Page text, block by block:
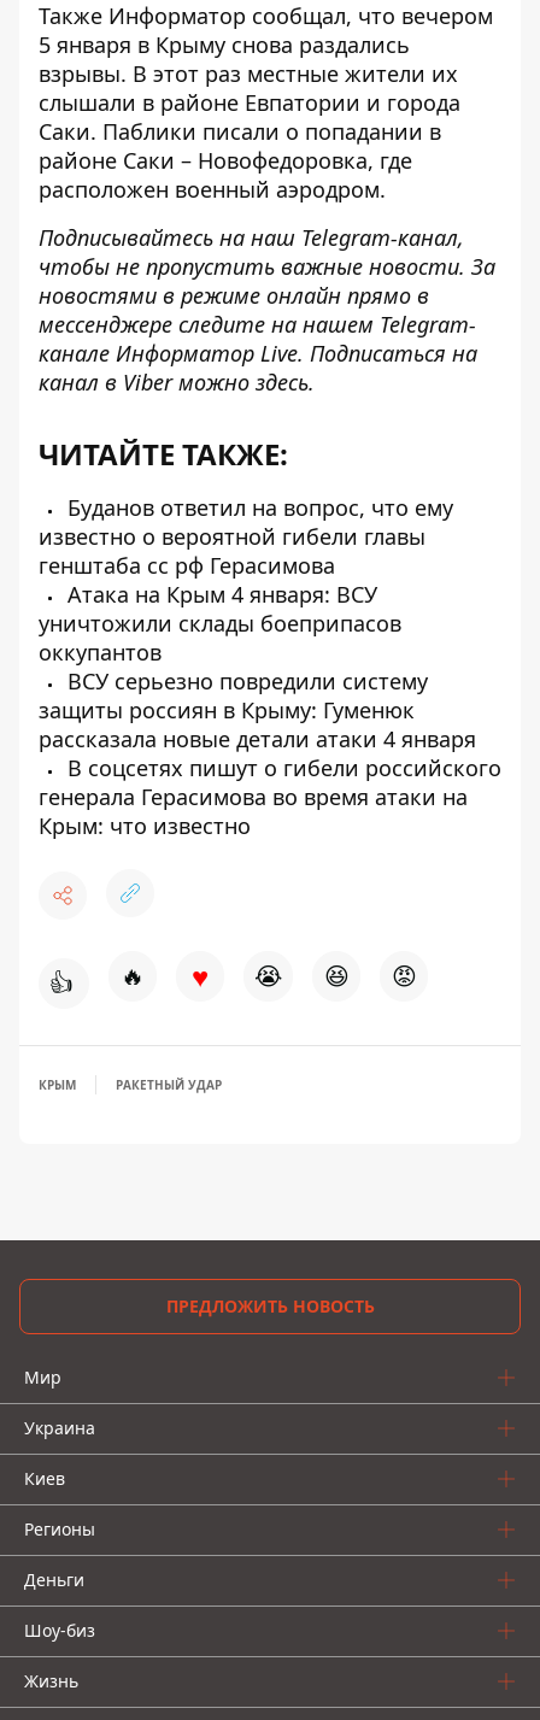
Также Информатор сообщал, что вечером
5 января в Крыму снова раздались
взрывы. В этот раз местные жители их
слышали в районе Евпатории и города
Саки. Паблики писали о попадании в
районе Саки – Новофедоровка, где
расположен военный аэродром.
Подписывайтесь на наш Telegram-канал,
чтобы не пропустить важные новости. За
новостями в режиме онлайн прямо в
мессенджере следите на нашем Telegram-
канале Информатор Live. Подписаться на
канал в Viber можно здесь.
ЧИТАЙТЕ ТАКЖЕ:
Буданов ответил на вопрос, что ему
известно о вероятной гибели главы
генштаба сс рф Герасимова
Атака на Крым 4 января: ВСУ
уничтожили склады боеприпасов
оккупантов
ВСУ серьезно повредили систему
защиты россиян в Крыму: Гуменюк
рассказала новые детали атаки 4 января
В соцсетях пишут о гибели российского
генерала Герасимова во время атаки на
Крым: что известно
👍 🔥 ♥ 😭 😆 😡
КРЫМ РАКЕТНЫЙ УДАР
ПРЕДЛОЖИТЬ НОВОСТЬ
Мир
Украина
Киев
Регионы
Деньги
Шоу-биз
Жизнь